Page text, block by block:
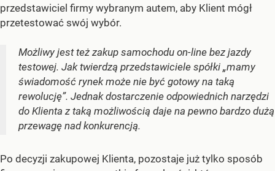
przedstawiciel firmy wybranym autem, aby Klient mógł
przetestować swój wybór.
Możliwy jest też zakup samochodu on-line bez jazdy
testowej. Jak twierdzą przedstawiciele spółki „mamy
świadomość rynek może nie być gotowy na taką
rewolucję”. Jednak dostarczenie odpowiednich narzędzi
do Klienta z taką możliwością daje na pewno bardzo dużą
przewagę nad konkurencją.
Po decyzji zakupowej Klienta, pozostaje już tylko sposób